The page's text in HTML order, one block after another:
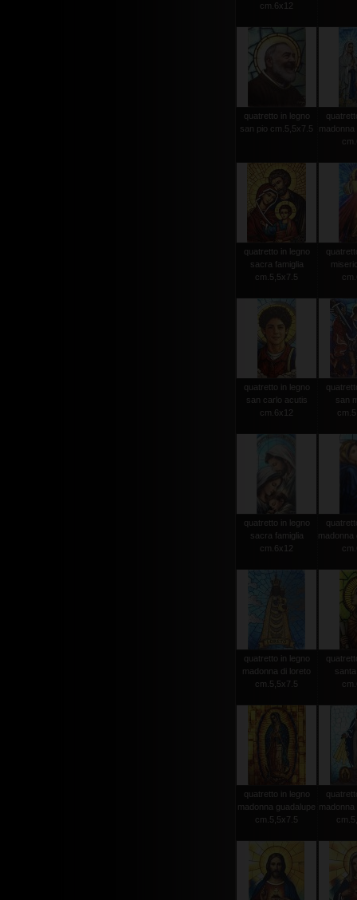
cm.6x12
quatretto in legno
san pio cm.5,5x7.5
madonna
quatretto in legno
sacra famiglia
cm.5,5x7.5
quatretto in legno
san carlo acutis
cm.6x12
san
quatretto in legno
sacra famiglia
cm.6x12
madonna
quatretto in legno
madonna di loreto
cm.5,5x7.5
quatretto in legno
madonna guadalupe
cm.5,5x7.5